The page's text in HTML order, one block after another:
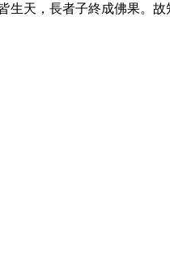
天，長者子終成佛果。故